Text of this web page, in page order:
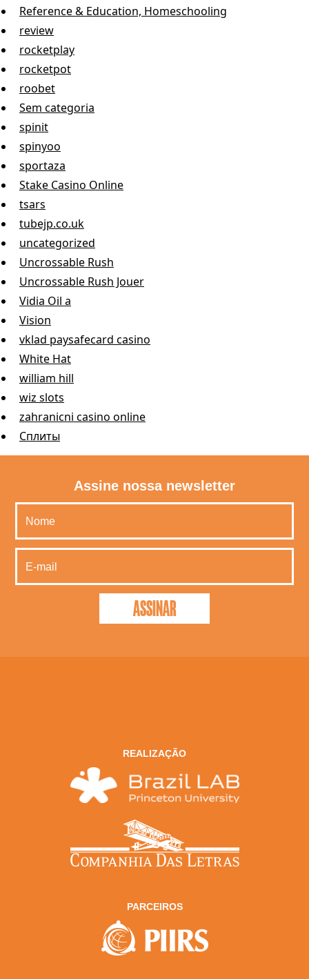
Reference & Education, Homeschooling
review
rocketplay
rocketpot
roobet
Sem categoria
spinit
spinyoo
sportaza
Stake Casino Online
tsars
tubejp.co.uk
uncategorized
Uncrossable Rush
Uncrossable Rush Jouer
Vidia Oil a
Vision
vklad paysafecard casino
White Hat
william hill
wiz slots
zahranicni casino online
Сплиты
Assine nossa newsletter
REALIZAÇÃO
PARCEIROS